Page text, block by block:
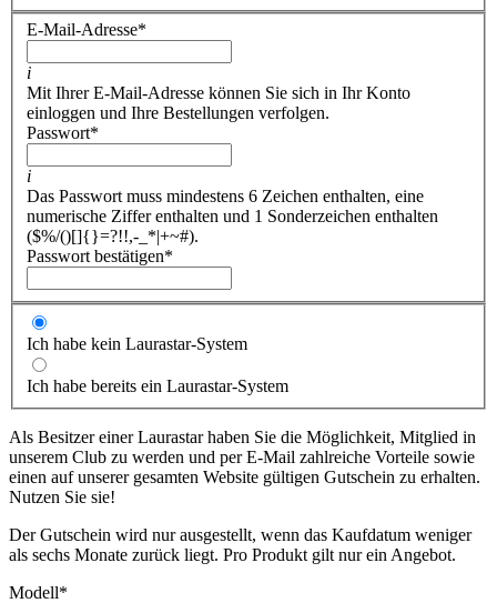
E-Mail-Adresse*
i
Mit Ihrer E-Mail-Adresse können Sie sich in Ihr Konto
einloggen und Ihre Bestellungen verfolgen.
Passwort*
i
Das Passwort muss mindestens 6 Zeichen enthalten, eine
numerische Ziffer enthalten und 1 Sonderzeichen enthalten
($%/()[]{}=?!!,-_*|+~#).
Passwort bestätigen*
Ich habe kein Laurastar-System
Ich habe bereits ein Laurastar-System
Als Besitzer einer Laurastar haben Sie die Möglichkeit, Mitglied in
unserem Club zu werden und per E-Mail zahlreiche Vorteile sowie
einen auf unserer gesamten Website gültigen Gutschein zu erhalten.
Nutzen Sie sie!
Der Gutschein wird nur ausgestellt, wenn das Kaufdatum weniger
als sechs Monate zurück liegt. Pro Produkt gilt nur ein Angebot.
Modell*